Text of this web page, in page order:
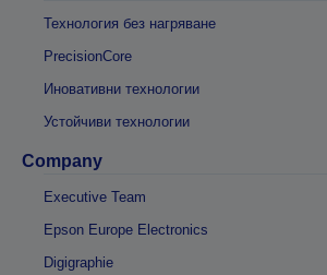
Технология без нагряване
PrecisionCore
Иновативни технологии
Устойчиви технологии
Company
Executive Team
Epson Europe Electronics
Digigraphie